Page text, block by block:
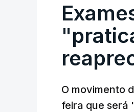
O movimento
feira que será